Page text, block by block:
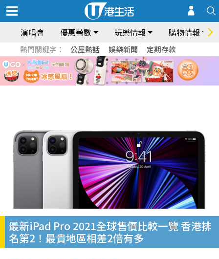
演唱會 優惠著數 玩樂情報 購物情報
熱門關鍵字： 公屋熱話 娛樂新聞 定期存款
最新iPad Pro 2021全球售價比較一覽 香港排
名第2！最貴地區相差2倍有多